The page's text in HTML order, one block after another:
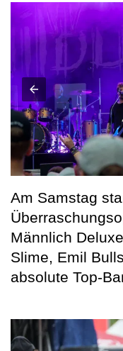
Am Samstag
Männlich
Slime, Emil
absolute Top-